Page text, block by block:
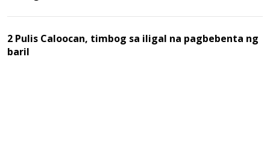
2 Pulis Caloocan, timbog sa iligal na pagbebenta ng
baril